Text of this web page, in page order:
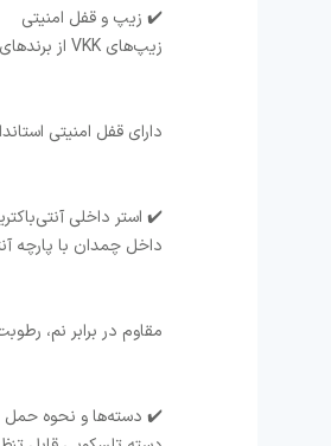
✔️ زیپ و قفل امنیتی
زیپ‌های VKK از برندهای معتبر و باکیفیت دنیا
دارای قفل امنیتی
✔️ استر داخلی
داخل چمدان با پارچه
مقاوم در برابر نم،
✔️ دسته‌ها و نحوه حمل